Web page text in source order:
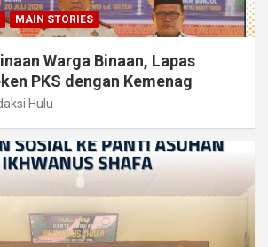
MAIN STORIES
Warga Binaan, Lapas
PKS dengan Kemenag
Hulu